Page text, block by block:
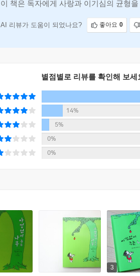
이 책은 독자에게 사랑과 이기심의 균형
AI 리뷰가 도움이 되었나요? 좋아요 0
별점별로 리뷰를 확인해 보세
14%
5%
0%
0%
3